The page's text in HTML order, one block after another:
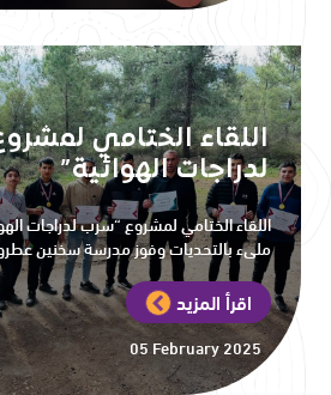
اللقاء الختامي
لدراجات الهوائية”
اللقاء الختامي لمشروع “سرب لدراجات
مليء بالتحديات وفوز مدرسة سخنين
اقرأ المزيد
05 February 2025